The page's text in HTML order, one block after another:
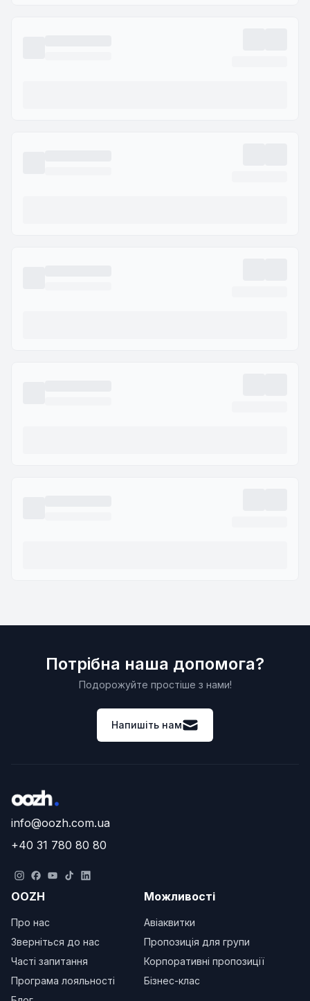
Потрібна наша допомога?
Подорожуйте простіше з нами!
Напишіть нам
info@oozh.com.ua
+40 31 780 80 80
OOZH
Про нас
Зверніться до нас
Часті запитання
Програма лояльності
Можливості
Авіаквитки
Пропозиція для групи
Корпоративні пропозиції
Бізнес-клас